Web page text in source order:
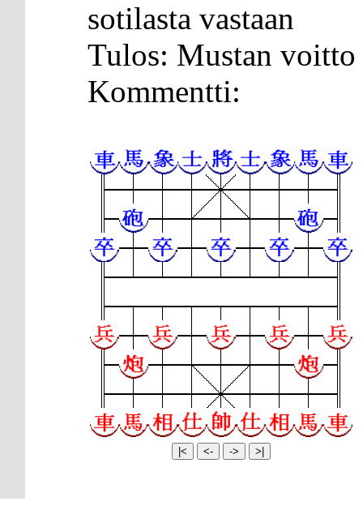
sotilasta vastaan
Tulos: Mustan voitto
Kommentti: